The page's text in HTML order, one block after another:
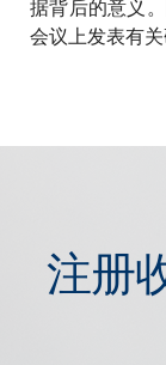
据背后的意义
会议上发表有关
注册